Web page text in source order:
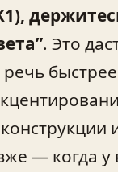
. Это
— когда у